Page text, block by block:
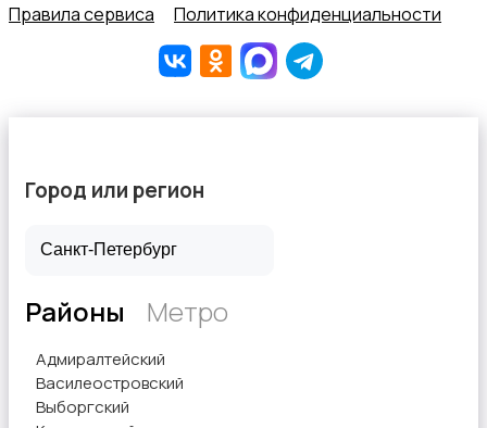
Правила сервиса
Политика конфиденциальности
Город или регион
Районы Метро
Адмиралтейский
Василеостровский
Выборгский